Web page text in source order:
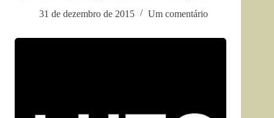
31 de dezembro de 2015
Um comentário